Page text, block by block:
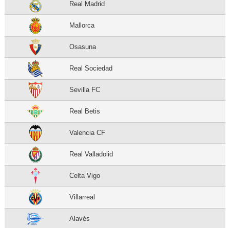
Real Madrid
Mallorca
Osasuna
Real Sociedad
Sevilla FC
Real Betis
Valencia CF
Real Valladolid
Celta Vigo
Villarreal
Alavés